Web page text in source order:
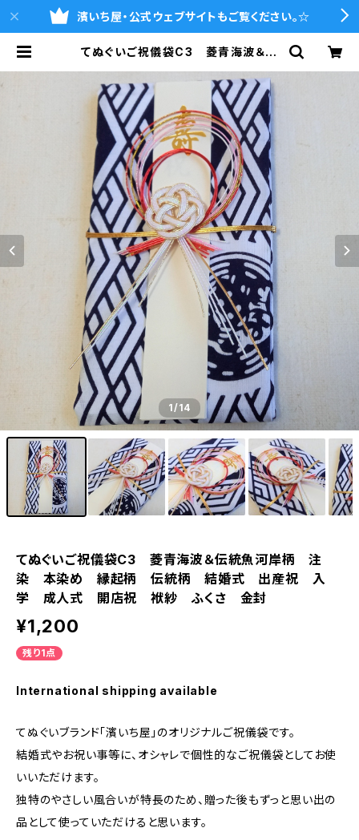
濱いち屋・公式ウェブサイトもご覧ください。☆
てぬぐいご祝儀袋C3 菱青海波＆伝
柄 伝統柄 結婚式 出産祝 入
学 成人式 開店祝 袱紗 ふく
さ 金封 | 魚河岸シャツの濱いち屋・
通販サイト
1/14
てぬぐいご祝儀袋C3 菱青海波＆伝統魚河岸柄 注
染 本染め 縁起柄 伝統柄 結婚式 出産祝 入
学 成人式 開店祝 袱紗 ふくさ 金封
¥1,200
残り1点
International shipping available
てぬぐいブランド「濱いち屋」のオリジナルご祝儀袋です。
結婚式やお祝い事等に、オシャレで個性的なご祝儀袋としてお使
いいただけます。
独特のやさしい風合いが特長のため、贈った後もずっと思い出の
品として使っていただけると思います。